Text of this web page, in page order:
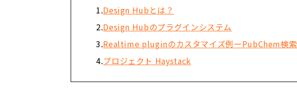
Design Hubとは？
Design Hubのプラグインシステム
Realtime pluginのカスタマイズ例ーPubChem検索
プロジェクト Haystack